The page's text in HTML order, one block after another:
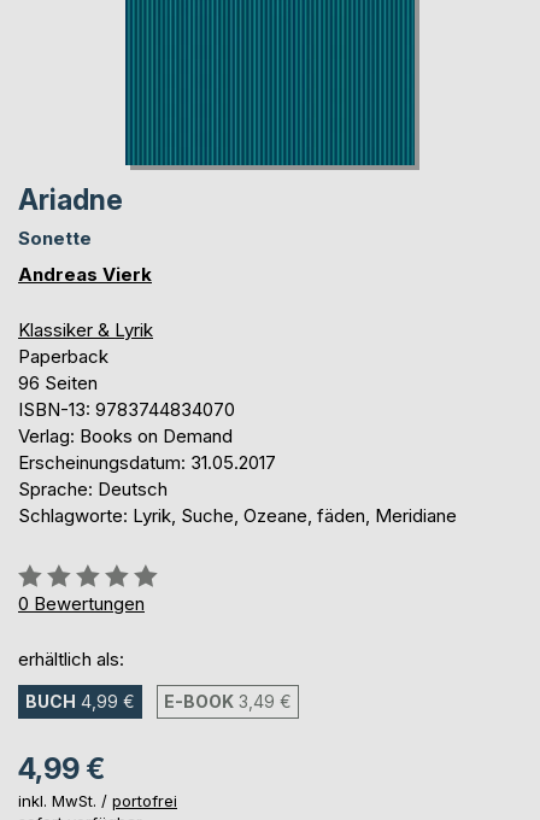
Ariadne
Sonette
Andreas Vierk
Klassiker & Lyrik
Paperback
96 Seiten
ISBN-13: 9783744834070
Verlag: Books on Demand
Erscheinungsdatum: 31.05.2017
Sprache: Deutsch
Schlagworte: Lyrik, Suche, Ozeane, fäden, Meridiane
Bewertung::
0%
0 Bewertungen
erhältlich als:
BUCH 4,99 € E-BOOK 3,49 €
4,99 €
inkl. MwSt. / portofrei